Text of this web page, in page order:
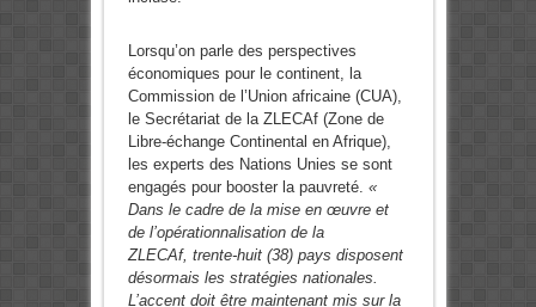
Lorsqu’on parle des perspectives
économiques pour le continent, la
Commission de l’Union africaine (CUA),
le Secrétariat de la ZLECAf (Zone de
Libre-échange Continental en Afrique),
les experts des Nations Unies se sont
engagés pour booster la pauvreté. «
Dans le cadre de la mise en œuvre et
de l’opérationnalisation de la
ZLECAf, trente-huit (38) pays disposent
désormais les stratégies nationales.
L’accent doit être maintenant mis sur la